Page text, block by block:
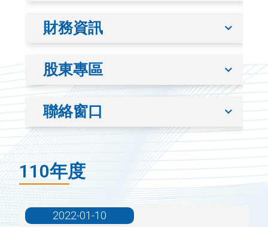
財務資訊
股東專區
聯絡窗口
110年度
2022-01-10